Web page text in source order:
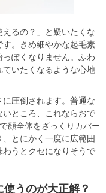
るの？」と疑いたくな
す。きめ細やかな起毛素
ぽくなりません。ふわ
いたくなるような心地
圧倒されます。普通な
ところ、これならおで
顔全体をざっくりカバー
とにかく一度に広範囲
うとクセになりそうで
うのが大正解？